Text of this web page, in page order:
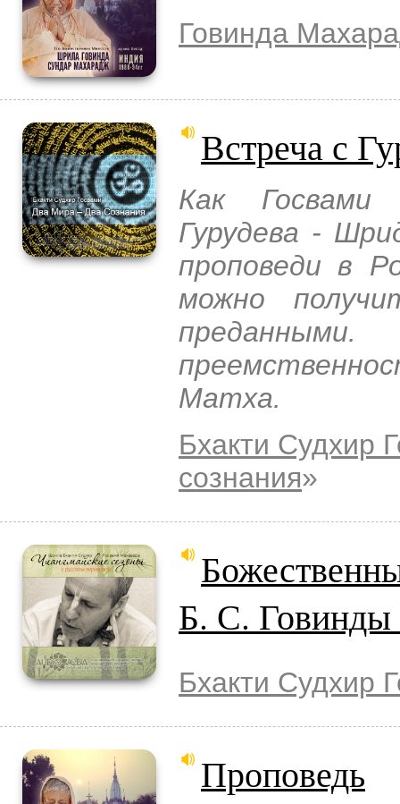
Говинда
Встреча с
Как Госвами
Гурудева -
проповеди в
можно
Матха.
Бхакти Судхир
сознания»
Б. С.
Бхакти Судхир
Проповедь